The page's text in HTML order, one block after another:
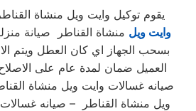
يقوم توكيل وايت ويل منشاة
وايت ويل منشاة القناطر صيانة
بسحب الجهاز اي كان العطل ويتم
العميل ضمان لمدة عام على الاصلاح
صيانه غسالات وايت ويل منشاة
ويل منشاة القناطر – صيانه